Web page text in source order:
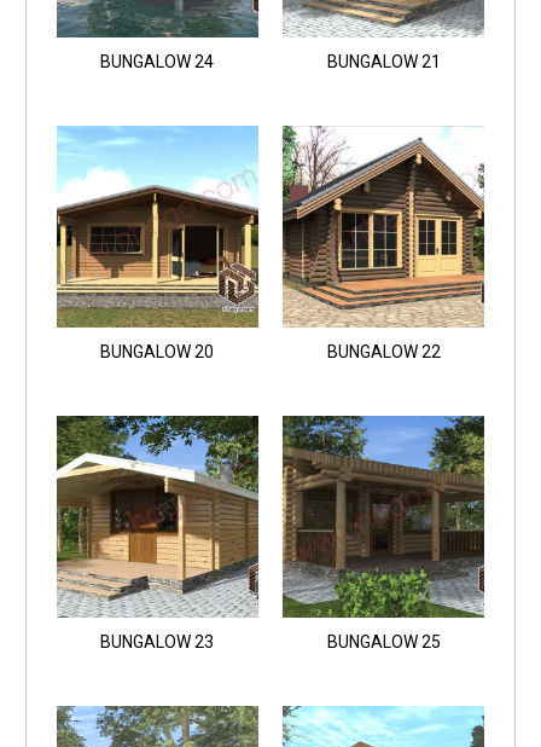
BUNGALOW 24 BUNGALOW 21
BUNGALOW 20 BUNGALOW 22
BUNGALOW 23 BUNGALOW 25